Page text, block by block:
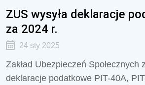
ZUS wysyła deklaracje
za 2024 r.
24 sty 2025
Zakład Ubezpieczeń Społecznych
deklaracje podatkowe PIT-40A,